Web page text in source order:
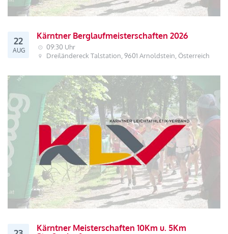
22
AUG
Kärntner Berglaufmeisterschaften 2026
09:30 Uhr
Dreiländereck Talstation, 9601 Arnoldstein, Österreich
Kärntner Meisterschaften 10Km u. 5Km